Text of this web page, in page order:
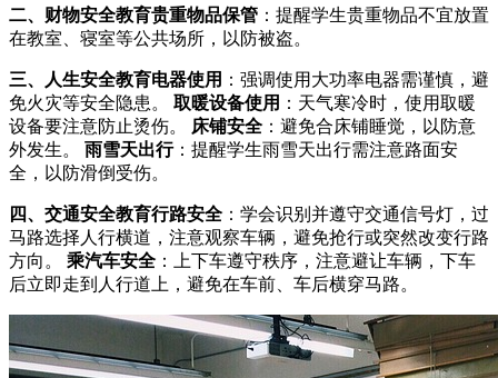
二、财物安全教育贵重物品保管 ：提醒学生贵重物品不宜放置
在教室、寝室等公共场所，以防被盗。
三、人生安全教育电器使用 ：强调使用大功率电器需谨慎，避
免火灾等安全隐患。 取暖设备使用 ：天气寒冷时，使用取暖
设备要注意防止烫伤。
床铺安全 ：避免合床铺睡觉，以防意
外发生。 雨雪天出行：提醒学生雨雪天出行需注意路面安
全，以防滑倒受伤。
四、交通安全教育行路安全 ：学会识别并遵守交通信号灯，过
马路选择人行横道，注意观察车辆，避免抢行或突然改变行路
方向。 乘汽车安全 ：上下车遵守秩序，注意避让车辆，下车
后立即走到人行道上，避免在车前、车后横穿马路。